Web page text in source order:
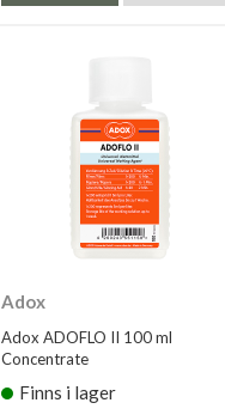
Adox
Adox ADOFLO II 100 ml
Concentrate
Finns i lager